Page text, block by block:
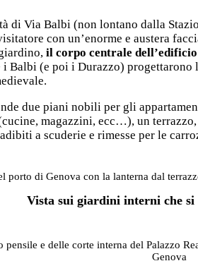
di Via Balbi (non lontano dalla
con un’enorme e austera
il corpo centrale
i Balbi (e poi i Durazzo)
due piani nobili per gli
magazzini, ecc…), un
a scuderie e rimesse per le
Vista sui giardini interni che